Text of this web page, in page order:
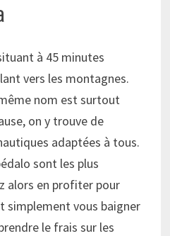
à 45 minutes
vers les montagnes.
nom est surtout
on y trouve de
adaptées à tous.
sont les plus
alors en profiter pour
simplement vous baigner
le frais sur les